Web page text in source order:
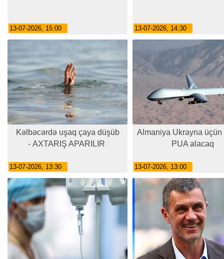
13-07-2026, 15:00 13-07-2026, 14:30
Kəlbəcərdə uşaq çaya düşüb
- AXTARIŞ APARILIR
13-07-2026, 13:30
Almaniya Ukrayna üçün
PUA alacaq
13-07-2026, 13:00